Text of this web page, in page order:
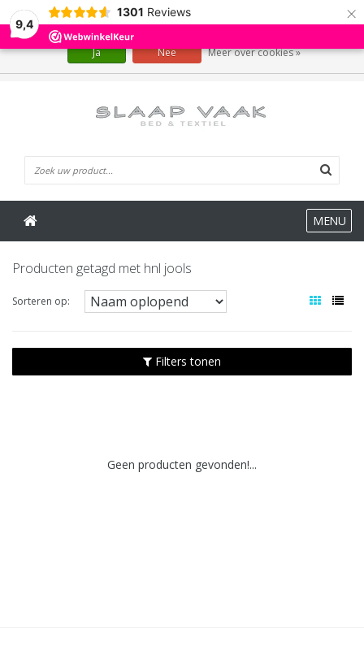
9,4
1301 Reviews ×
MENU
Producten getagd met hnl jools
Sorteren op:
Filters tonen
Geen producten gevonden!...
Wij slaan cookies op om onze website te verbeteren. Is dat akkoord?
Ja Nee Meer over cookies »